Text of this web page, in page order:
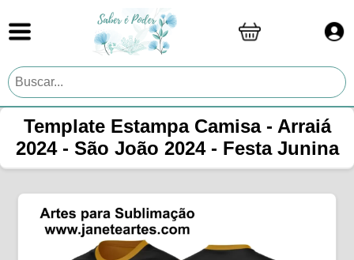
Template Estampa Camisa - Arraiá
2024 - São João 2024 - Festa Junina